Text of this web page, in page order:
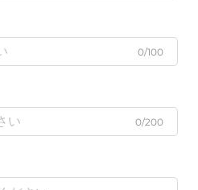
0/100
0/200